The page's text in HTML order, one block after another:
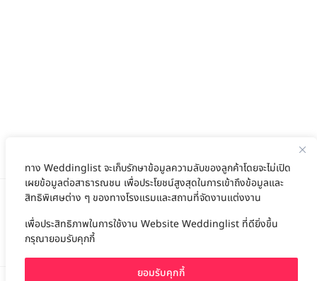
ทาง Weddinglist จะเก็บรักษาข้อมูลความลับของลูกค้าโดยจะไม่เปิด
เผยข้อมูลต่อสาธารณชน เพื่อประโยชน์สูงสุดในการเข้าถึงข้อมูลและ
สิทธิพิเศษต่าง ๆ ของทางโรงแรมและสถานที่จัดงานแต่งงาน
เพื่อประสิทธิภาพในการใช้งาน Website Weddinglist ที่ดียิ่งขึ้น
กรุณายอมรับคุกกี้
ยอมรับคุกกี้
สนับสนุนโดย